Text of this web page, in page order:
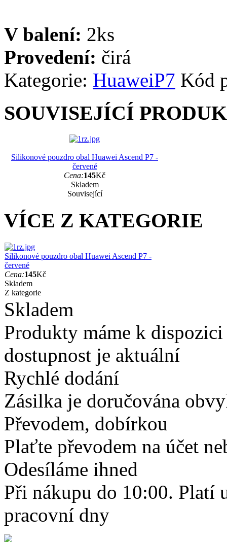
V balení: 2ks
Provedení: čirá
Kategorie: HuaweiP7 Kód
SOUVISEJÍCÍ
Silikonové pouzdro obal Huawei Ascend P7 -
červené
Cena:145Kč
Skladem
Související
VÍCE Z KATEGORIE
Silikonové pouzdro obal Huawei Ascend P7 -
červené
Cena:145Kč
Skladem
Z kategorie
Skladem
Produkty máme k
dostupnost je aktuální
Rychlé dodání
Zásilka je doručována
Převodem, dobírkou
Plaťte převodem na účet
Odesíláme ihned
Při nákupu do 10:00. Platí
pracovní dny